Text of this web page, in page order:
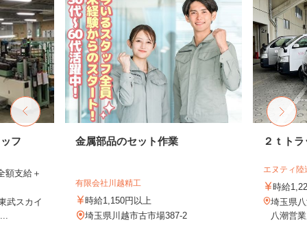
フ
額支給＋
武スカイ
金属部品のセット作業
有限会社川越精工
時給1,150円以上
埼玉県川越市古市場387-2
２ｔト
エヌティ
時給
埼玉県
八潮営